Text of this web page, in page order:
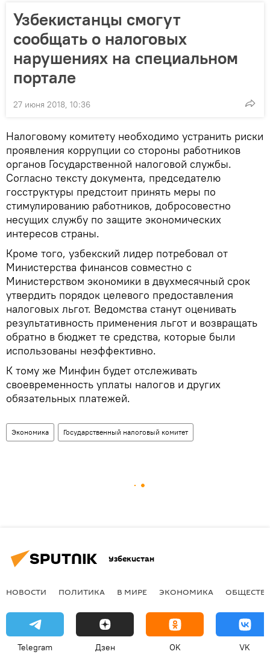
Узбекистанцы смогут
сообщать о налоговых
нарушениях на специальном
портале
27 июня 2018, 10:36
Налоговому комитету необходимо устранить риски
проявления коррупции со стороны работников
органов Государственной налоговой службы.
Согласно тексту документа, председателю
госструктуры предстоит принять меры по
стимулированию работников, добросовестно
несущих службу по защите экономических
интересов страны.
Кроме того, узбекский лидер потребовал от
Министерства финансов совместно с
Министерством экономики в двухмесячный срок
утвердить порядок целевого предоставления
налоговых льгот. Ведомства станут оценивать
результативность применения льгот и возвращать
обратно в бюджет те средства, которые были
использованы неэффективно.
К тому же Минфин будет отслеживать
своевременность уплаты налогов и других
обязательных платежей.
Экономика Государственный налоговый комитет
Узбекистан
НОВОСТИ ПОЛИТИКА В МИРЕ ЭКОНОМИКА
Telegram Дзен OK VK